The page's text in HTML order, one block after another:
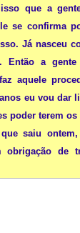
que a
se confirma
Já nasceu
Então a
aquele
eu vou dar
poder terem
saiu
obrigação de